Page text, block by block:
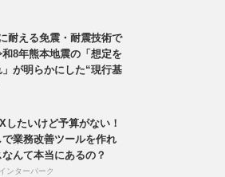
耐える免震・耐震技術で
和8年熊本地震の「想定を
が明らかにした“現行基
したいけど予算がない！
で業務改善ツールを作れ
んて本当にあるの？
ンターパーク